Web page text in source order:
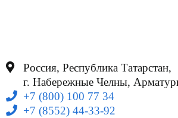
Россия, Республика Татарстан,
г. Набережные Челны,
+7 (800) 100 77 34
+7 (8552) 44-33-92